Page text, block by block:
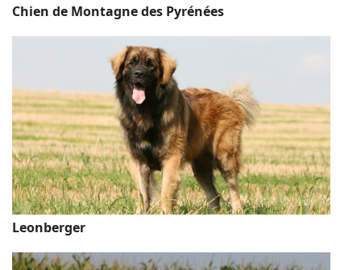
Chien de Montagne des Pyrénées
Leonberger